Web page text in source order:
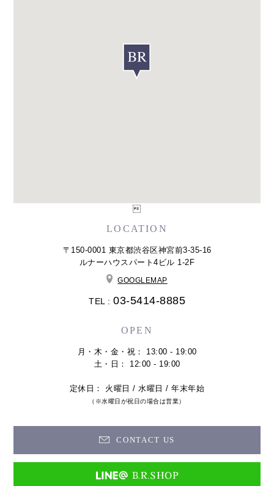
LOCATION
〒150-0001 東京都渋谷区神宮前3-35-16
ルナーハウスパート4ビル 1-2F
GOOGLEMAP
TEL : 03-5414-8885
OPEN
月・木・金・祝： 13:00 - 19:00
土・日： 12:00 - 19:00
定休日： 火曜日 / 水曜日 / 年末年始
（※水曜日が祝日の場合は営業）
CONTACT US